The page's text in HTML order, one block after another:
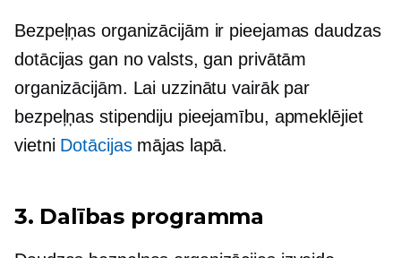
Bezpeļņas organizācijām ir pieejamas daudzas
dotācijas gan no valsts, gan privātām
organizācijām. Lai uzzinātu vairāk par
bezpeļņas stipendiju pieejamību, apmeklējiet
vietni Dotācijasmājas lapā.
3. Dalības programma